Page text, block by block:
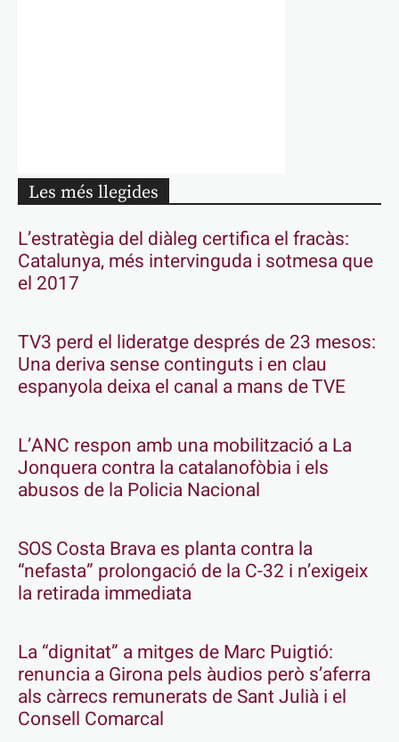
Les més llegides
L’estratègia del diàleg certifica el fracàs:
Catalunya, més intervinguda i sotmesa que
el 2017
TV3 perd el lideratge després de 23 mesos:
Una deriva sense continguts i en clau
espanyola deixa el canal a mans de TVE
L’ANC respon amb una mobilització a La
Jonquera contra la catalanofòbia i els
abusos de la Policia Nacional
SOS Costa Brava es planta contra la
“nefasta” prolongació de la C-32 i n’exigeix
la retirada immediata
La “dignitat” a mitges de Marc Puigtió:
renuncia a Girona pels àudios però s’aferra
als càrrecs remunerats de Sant Julià i el
Consell Comarcal